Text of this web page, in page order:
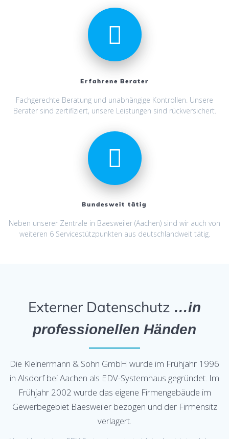
Erfahrene Berater
Fachgerechte Beratung und unabhängige Kontrollen. Unsere
Berater sind zertifiziert, unsere Leistungen sind rückversichert.
Bundesweit tätig
Neben unserer Zentrale in Baesweiler (Aachen) sind wir auch von
weiteren 6 Servicestützpunkten aus deutschlandweit tätig.
Externer Datenschutz …in
professionellen Händen
Die Kleinermann & Sohn GmbH wurde im Frühjahr 1996
in Alsdorf bei Aachen als EDV-Systemhaus gegründet. Im
Frühjahr 2002 wurde das eigene Firmengebäude im
Gewerbegebiet Baesweiler bezogen und der Firmensitz
verlagert.